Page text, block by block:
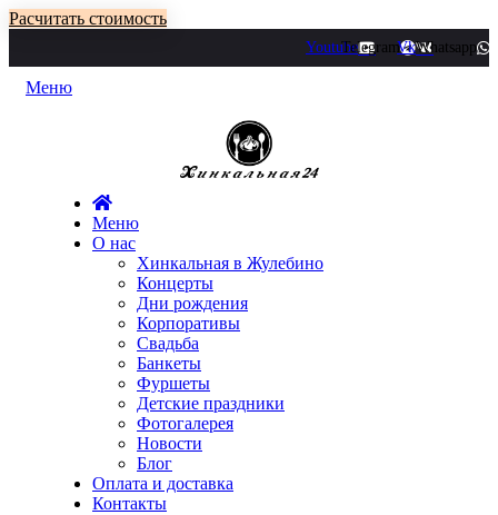
Расчитать стоимость
YoutubeTelegramVkWhatsapp
Меню
Меню
О нас
Хинкальная в Жулебино
Концерты
Дни рождения
Корпоративы
Свадьба
Банкеты
Фуршеты
Детские праздники
Фотогалерея
Новости
Блог
Оплата и доставка
Контакты